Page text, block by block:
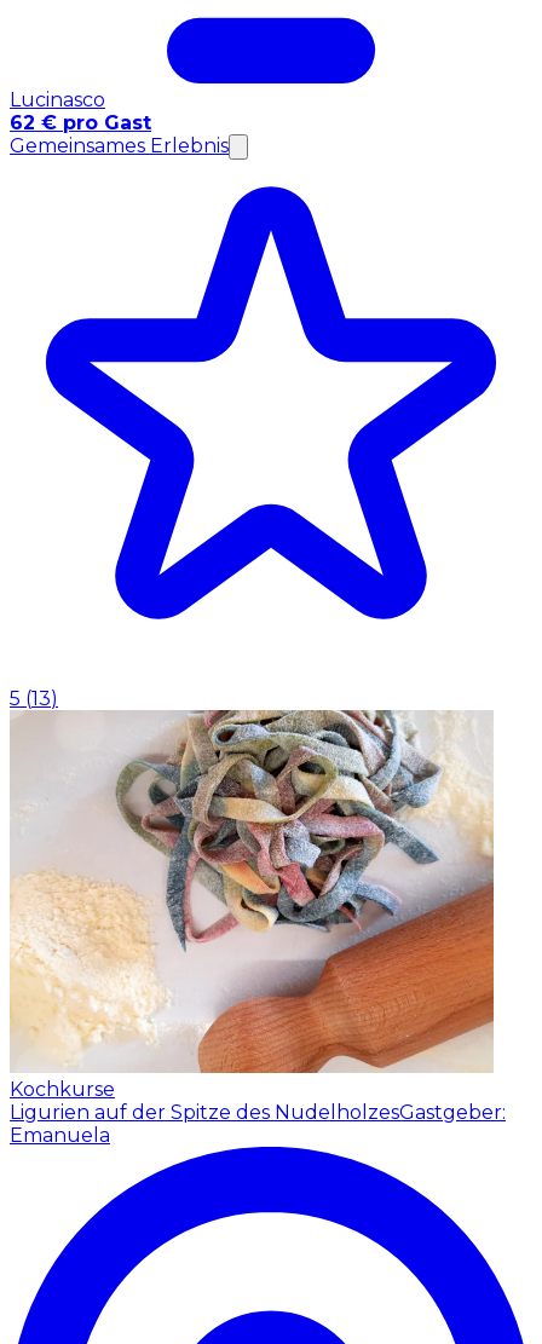
Lucinasco
62 € pro Gast
Gemeinsames Erlebnis
5 (13)
Kochkurse
Ligurien auf der Spitze des NudelholzesGastgeber:
Emanuela